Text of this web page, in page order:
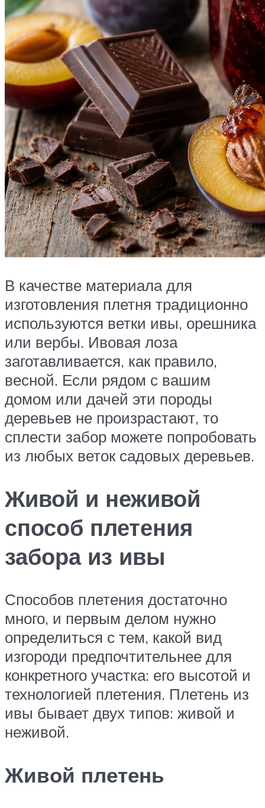
В качестве материала для
изготовления плетня традиционно
используются ветки ивы, орешника
или вербы. Ивовая лоза
заготавливается, как правило,
весной. Если рядом с вашим
домом или дачей эти породы
деревьев не произрастают, то
сплести забор можете попробовать
из любых веток садовых деревьев.
Живой и неживой
способ плетения
забора из ивы
Способов плетения достаточно
много, и первым делом нужно
определиться с тем, какой вид
изгороди предпочтительнее для
конкретного участка: его высотой и
технологией плетения. Плетень из
ивы бывает двух типов: живой и
неживой.
Живой плетень